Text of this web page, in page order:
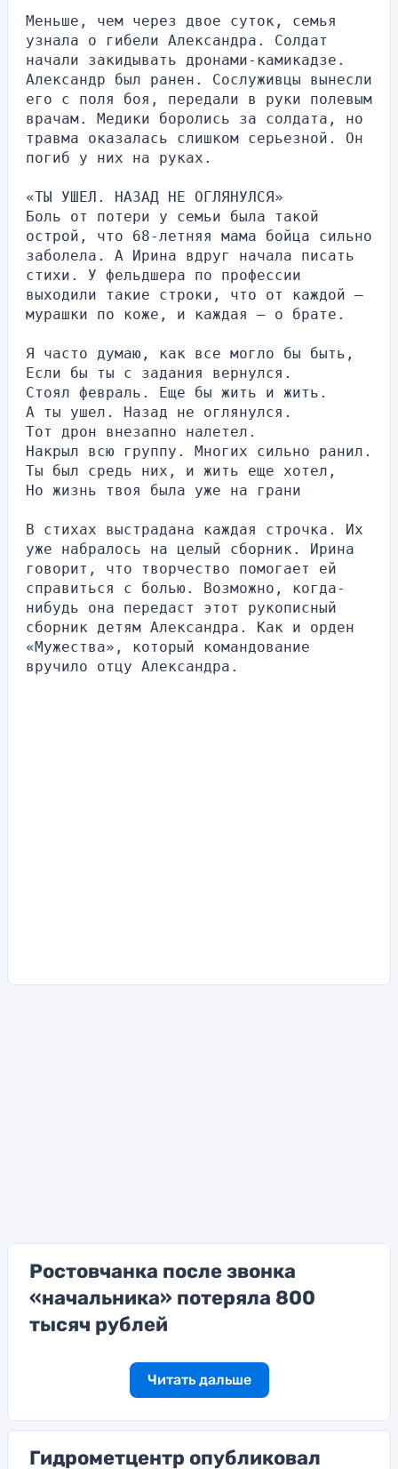
Меньше, чем через двое суток, семья
узнала о гибели Александра. Солдат
начали закидывать дронами-камикадзе.
Александр был ранен. Сослуживцы вынесли
его с поля боя, передали в руки полевым
врачам. Медики боролись за солдата, но
травма оказалась слишком серьезной. Он
погиб у них на руках.
«ТЫ УШЕЛ. НАЗАД НЕ ОГЛЯНУЛСЯ»
Боль от потери у семьи была такой
острой, что 68-летняя мама бойца сильно
заболела. А Ирина вдруг начала писать
стихи. У фельдшера по профессии
выходили такие строки, что от каждой –
мурашки по коже, и каждая – о брате.
Я часто думаю, как все могло бы быть,
Если бы ты с задания вернулся.
Стоял февраль. Еще бы жить и жить.
А ты ушел. Назад не оглянулся.
Тот дрон внезапно налетел.
Накрыл всю группу. Многих сильно ранил.
Ты был средь них, и жить еще хотел,
Но жизнь твоя была уже на грани
В стихах выстрадана каждая строчка. Их
уже набралось на целый сборник. Ирина
говорит, что творчество помогает ей
справиться с болью. Возможно, когда-
нибудь она передаст этот рукописный
сборник детям Александра. Как и орден
«Мужества», который командование
вручило отцу Александра.
Ростовчанка после звонка
«начальника» потеряла 800
тысяч рублей
Читать дальше
Гидрометцентр опубликовал